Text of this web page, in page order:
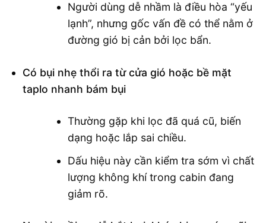
Người dùng dễ nhầm là điều hòa “yếu
lạnh”, nhưng gốc vấn đề có thể nằm ở
đường gió bị cản bởi lọc bẩn.
Có bụi nhẹ thổi ra từ cửa gió hoặc bề mặt
taplo nhanh bám bụi
Thường gặp khi lọc đã quá cũ, biến
dạng hoặc lắp sai chiều.
Dấu hiệu này cần kiểm tra sớm vì chất
lượng không khí trong cabin đang
giảm rõ.